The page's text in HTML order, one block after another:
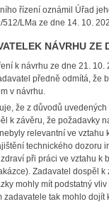
řízení oznámil Úřad
LMa ze dne 14. 10.
NÁVRHU ZE
k návrhu ze dne 21. 10.
předně odmítá, že
v návrhu.
že z důvodů uvedených
k závěru, že požadavky
relevantní ve vztahu
technického dozoru
při práci ve vztahu k
Zadavatel dospěl k
mohly mít podstatný
zadavatele tak mohlo dojít